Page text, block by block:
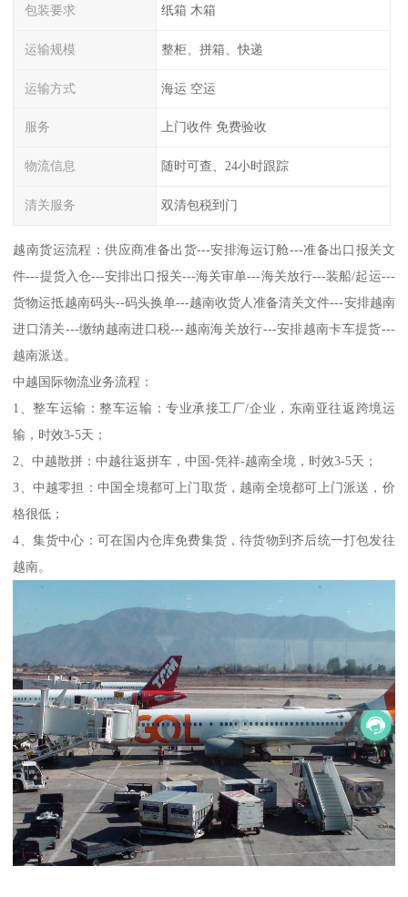
包装要求 纸箱 木箱
运输规模 整柜、拼箱、快递
运输方式 海运 空运
服务 上门收件 免费验收
物流信息 随时可查、24小时跟踪
清关服务 双清包税到门
越南货运流程：供应商准备出货---安排海运订舱---准备出口报关文
件---提货入仓---安排出口报关---海关审单---海关放行---装船/起运---
货物运抵越南码头--码头换单---越南收货人准备清关文件---安排越南
进口清关---缴纳越南进口税---越南海关放行---安排越南卡车提货---
越南派送。
中越国际物流业务流程：
1、整车运输：整车运输：专业承接工厂/企业，东南亚往返跨境运
输，时效3-5天；
2、中越散拼：中越往返拼车，中国-凭祥-越南全境，时效3-5天；
3、中越零担：中国全境都可上门取货，越南全境都可上门派送，价
格很低；
4、集货中心：可在国内仓库免费集货，待货物到齐后统一打包发往
越南。